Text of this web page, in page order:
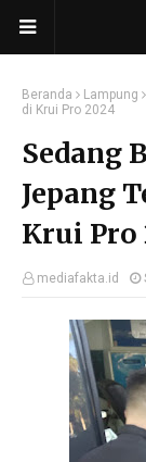
Beranda Lampung
di Krui Pro 2024
Sedang
Jepang
Krui Pro
mediafakta.id